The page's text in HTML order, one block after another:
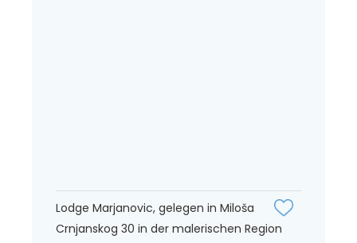
Lodge Marjanovic, gelegen in Miloša
Crnjanskog 30 in der malerischen Region